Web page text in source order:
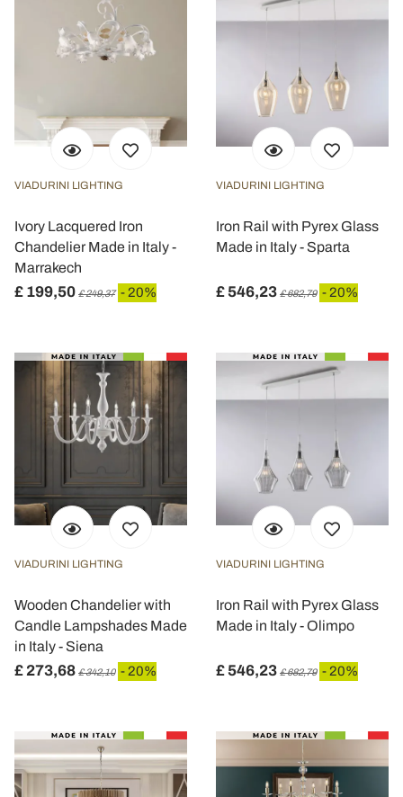
VIADURINI LIGHTING
Ivory Lacquered Iron
Chandelier Made in Italy -
Marrakech
£ 199,50 £ 249,37 - 20%
VIADURINI LIGHTING
Iron Rail with Pyrex Glass
Made in Italy - Sparta
£ 546,23 £ 682,79 - 20%
VIADURINI LIGHTING
Wooden Chandelier with
Candle Lampshades Made
in Italy - Siena
£ 273,68 £ 342,10 - 20%
VIADURINI LIGHTING
Iron Rail with Pyrex Glass
Made in Italy - Olimpo
£ 546,23 £ 682,79 - 20%